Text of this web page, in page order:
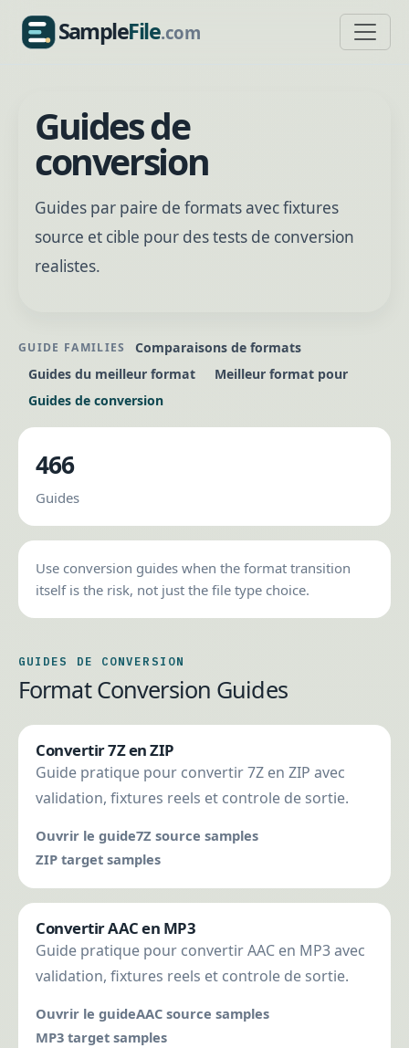
SampleFile.com
SampleFile.com
Guides de
conversion
Guides par paire de formats avec fixtures
source et cible pour des tests de conversion
realistes.
GUIDE FAMILIES
Comparaisons de formats
Guides du meilleur format
Meilleur format pour
Guides de conversion
466
Guides
Use conversion guides when the format transition
itself is the risk, not just the file type choice.
GUIDES DE CONVERSION
Format Conversion Guides
Convertir 7Z en ZIP
Guide pratique pour convertir 7Z en ZIP avec
validation, fixtures reels et controle de sortie.
Ouvrir le guide7Z source samples
ZIP target samples
Convertir AAC en MP3
Guide pratique pour convertir AAC en MP3 avec
validation, fixtures reels et controle de sortie.
Ouvrir le guideAAC source samples
MP3 target samples